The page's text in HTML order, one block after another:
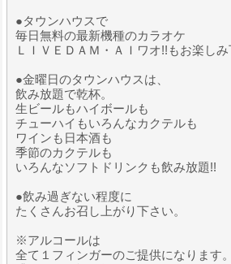
●タウンハウスで
毎日無料の最新機種のカラオケ
ＬＩＶＥＤＡＭ・ＡＩワオ!!もお楽しみ
●金曜日のタウンハウスは、
飲み放題で乾杯。
生ビールもハイボールも
チューハイもいろんなカクテルも
ワインも日本酒も
季節のカクテルも
いろんなソフトドリンクも飲み放題!!
●飲み過ぎない程度に
たくさんお召し上がり下さい。
※アルコールは
全て１フィンガーのご提供になります。